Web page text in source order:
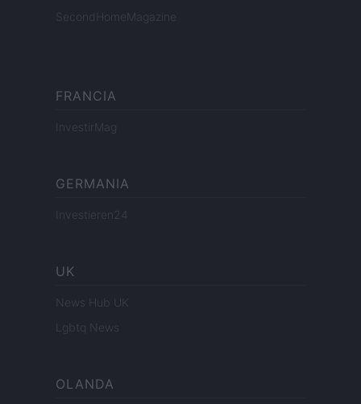
SecondHomeMagazine
FRANCIA
InvestirMag
GERMANIA
Investieren24
UK
News Hub UK
Lgbtq News
OLANDA